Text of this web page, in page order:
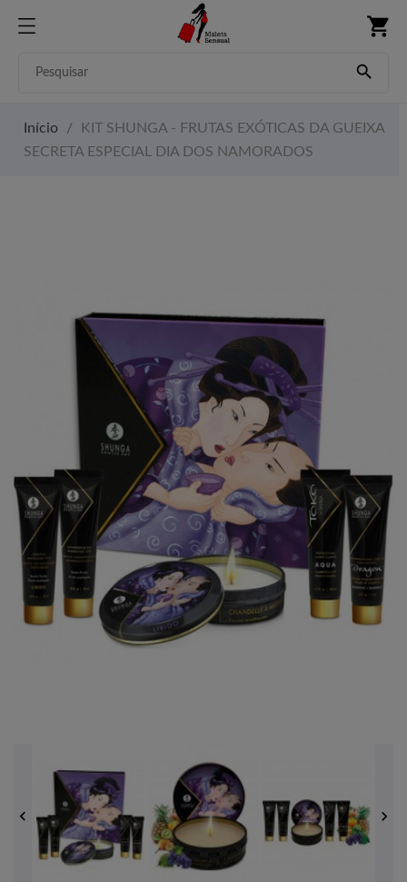
shopping_cart

Início
KIT SHUNGA - FRUTAS EXÓTICAS DA GUEIXA
SECRETA ESPECIAL DIA DOS NAMORADOS
 